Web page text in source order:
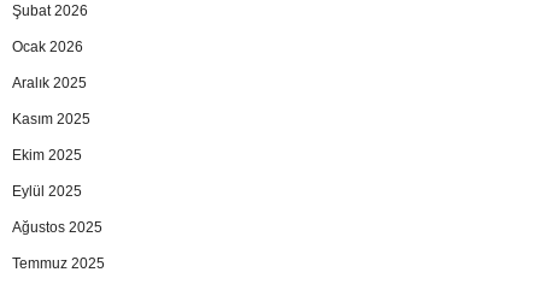
Şubat 2026
Ocak 2026
Aralık 2025
Kasım 2025
Ekim 2025
Eylül 2025
Ağustos 2025
Temmuz 2025